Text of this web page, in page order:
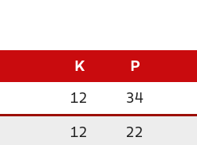
K P
12 34
12 22